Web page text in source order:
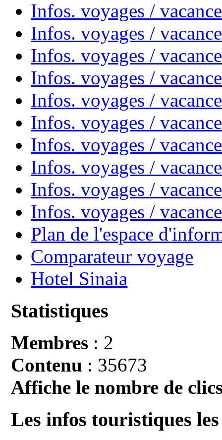
Infos. voyages /
Infos. voyages /
Infos. voyages /
Infos. voyages /
Infos. voyages /
Infos. voyages /
Infos. voyages /
Infos. voyages /
Infos. voyages /
Infos. voyages /
Plan de l'espace
Comparateur voyage
Hotel Sinaia
Statistiques
Membres : 2
Contenu : 35673
Affiche le nombre de
Les infos touristiques